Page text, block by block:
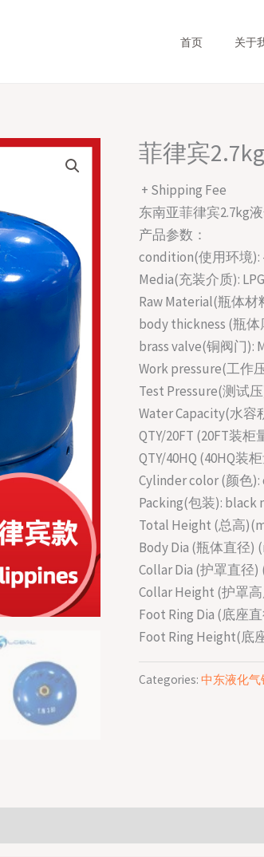
首页 关于
菲律宾
+ Shipping Fee
东南亚菲律宾2.7kg
产品参数：
condition(使用环境):
Media(充装介质): LPG
Raw Material(瓶体材
body thickness (瓶体
brass valve(铜阀门):
Work pressure(工作
Test Pressure(测试压
Water Capacity(水容
QTY/20FT (20FT装柜
QTY/40HQ (40HQ装
Cylinder color (颜色
Packing(包装): black
Total Height (总高
Body Dia (瓶体直径)
Collar Dia (护罩直径)
Collar Height (护罩
Foot Ring Dia (底座
Foot Ring Height(底
Categories: 中东液化气